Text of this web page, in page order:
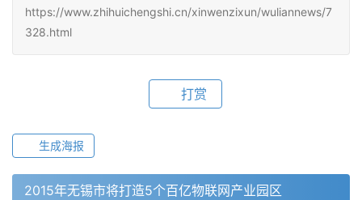
https://www.zhihuichengshi.cn/xinwenzixun/wuliannews/7
328.html
打赏
生成海报
2015年无锡市将打造5个百亿物联网产业园区